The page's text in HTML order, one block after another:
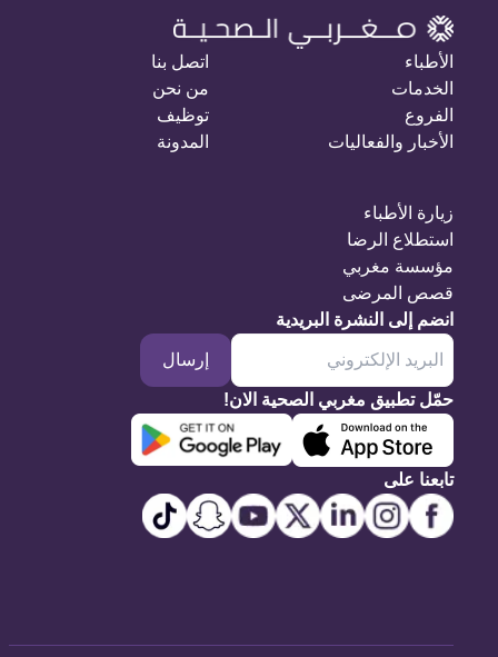
الأطباء
الخدمات
الفروع
الأخبار والفعاليات
اتصل بنا
من نحن
توظيف
المدونة
زيارة الأطباء
استطلاع الرضا
مؤسسة مغربي
قصص المرضى
انضم إلى النشرة البريدية
إرسال
حمّل تطبيق مغربي الصحية الان!
تابعنا على